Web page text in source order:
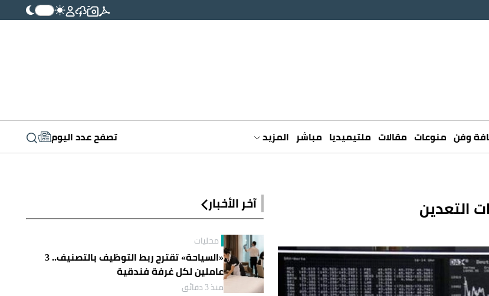
وفن منوعات مقالات ملتيميديا مباشر المزيد تصفح عدد اليوم
التعدين آخر الأخبار
محليات
«السياحة» تقترح ربط التوظيف بالتصنيف.. 3
عاملين لكل غرفة فندقية
منذ 3 دقائق